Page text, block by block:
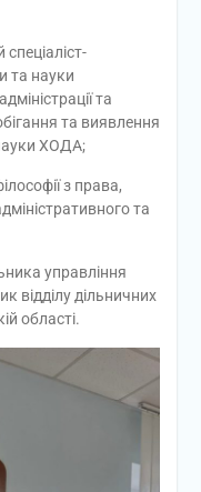
та науки
та
та виявлення
ХОДА;
з права,
та
управління
відділу дільничних
області.